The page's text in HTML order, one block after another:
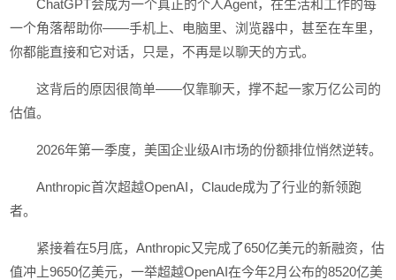
ChatGPT会成为一个真正的个人Agent，在生活和工作的每
一个角落帮助你——手机上、电脑里、浏览器中，甚至在车里，
你都能直接和它对话，只是，不再是以聊天的方式。
这背后的原因很简单——仅靠聊天，撑不起一家万亿公司的
估值。
2026年第一季度，美国企业级AI市场的份额排位悄然逆转。
Anthropic首次超越OpenAI，Claude成为了行业的新领跑
者。
紧接着在5月底，Anthropic又完成了650亿美元的新融资，估
值冲上9650亿美元，一举超越OpenAI在今年2月公布的8520亿美